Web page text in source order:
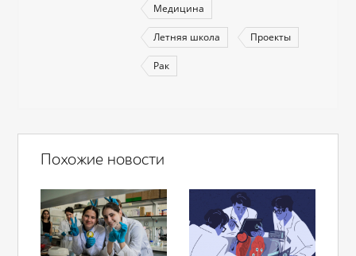
Медицина
Летняя школа Проекты
Рак
Похожие новости